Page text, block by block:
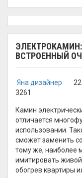
ВСТРОЕННЫЙ
Яна дизайнер
3261
Камин
отличается
использовании.
сможет заменить
тому же, наиболее
имитировать
обогрев квартиры